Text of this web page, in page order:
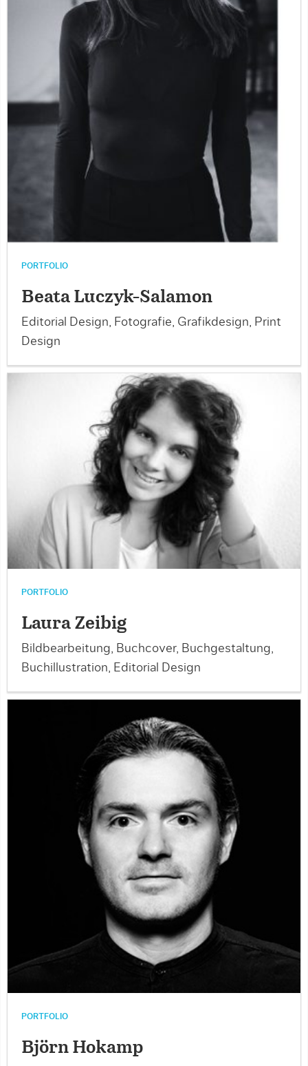
PORTFOLIO
Beata Luczyk-Salamon
Editorial Design, Fotografie, Grafikdesign, Print
Design
PORTFOLIO
Laura Zeibig
Bildbearbeitung, Buchcover, Buchgestaltung,
Buchillustration, Editorial Design
PORTFOLIO
Björn Hokamp